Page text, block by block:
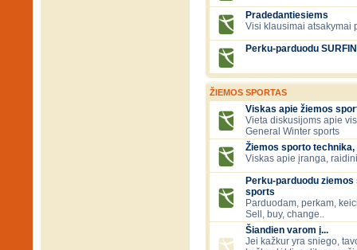
Pradedantiesiems
Visi klausimai atsakymai
Perku-parduodu
ŽIEMOS SPORTAS
Viskas apie žiemos
Vieta diskusijoms apie
General Winter sports
Žiemos sporto
Viskas apie įranga,
Perku-parduodu
sports
Parduodam, perkam,
Sell, buy, change..
Šiandien varom į...
Jei kažkur yra sniego,